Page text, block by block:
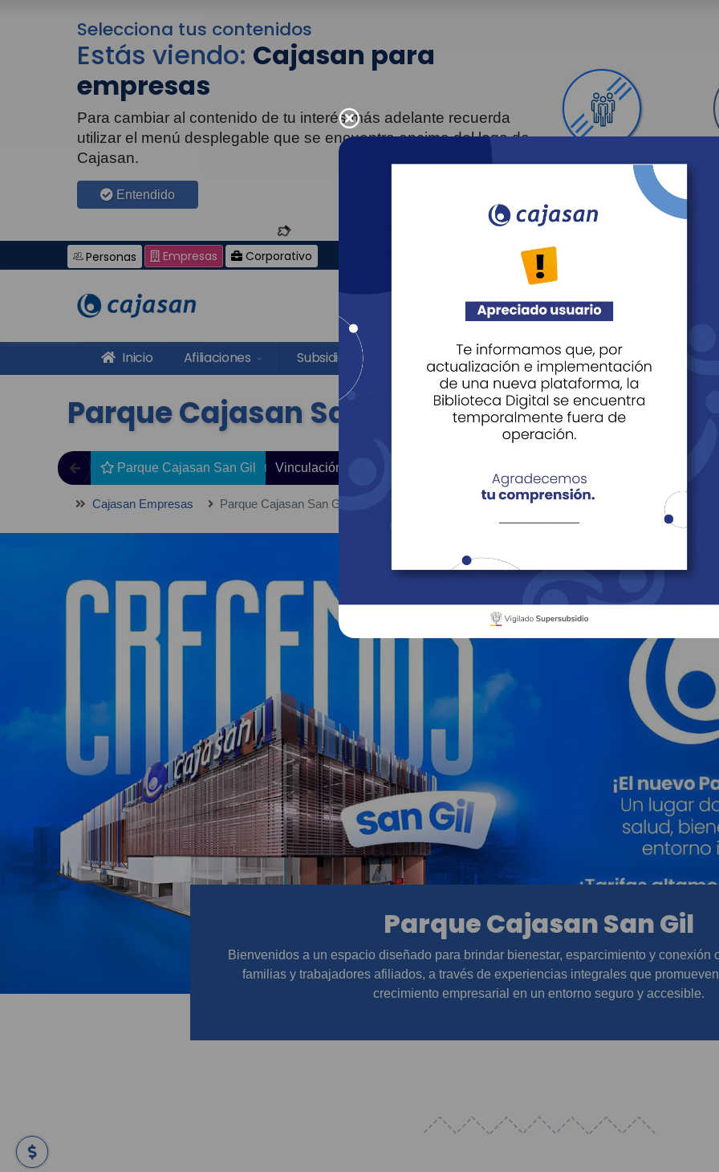
Selecciona tus contenidos
Estás viendo: Cajasan para
empresas
Para cambiar al contenido de tu interés más adelante recuerda
utilizar el menú desplegable que se encuentra encima del logo de
Cajasan.
Entendido
Personas
Personas Empresas Corporativo
Agéndate
Inicio Afiliaciones Subsidios Recreación Educación Cultura
Parque Cajasan San Gil
Parque Cajasan San Gil Vinculación y Fidelización
Cajasan Empresas Parque Cajasan San Gil
Parque Cajasan San Gil
Bienvenidos a un espacio diseñado para brindar bienestar, esparcimiento y conexión
familias y trabajadores afiliados, a través de experiencias integrales que
crecimiento empresarial en un entorno seguro y accesible.